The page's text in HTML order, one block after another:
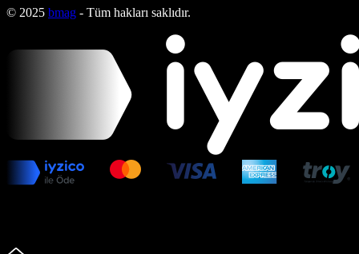
© 2025 bmag - Tüm hakları saklıdır.